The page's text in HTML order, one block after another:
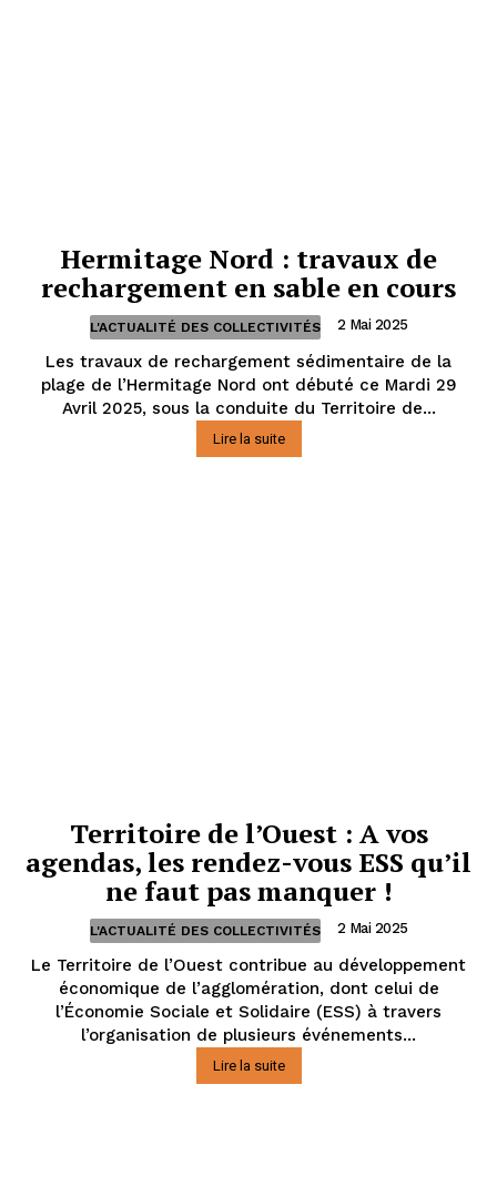
Hermitage Nord : travaux de
rechargement en sable en cours
L'ACTUALITÉ DES COLLECTIVITÉS 2 Mai 2025
Les travaux de rechargement sédimentaire de la
plage de l’Hermitage Nord ont débuté ce Mardi 29
Avril 2025, sous la conduite du Territoire de...
Lire la suite
Territoire de l’Ouest : A vos
agendas, les rendez-vous ESS qu’il
ne faut pas manquer !
L'ACTUALITÉ DES COLLECTIVITÉS 2 Mai 2025
Le Territoire de l’Ouest contribue au développement
économique de l’agglomération, dont celui de
l’Économie Sociale et Solidaire (ESS) à travers
l’organisation de plusieurs événements...
Lire la suite